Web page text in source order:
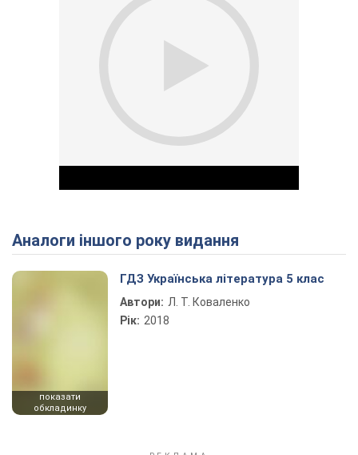
Play Video
Аналоги іншого року видання
показати
обкладинку
ГДЗ Українська література 5 клас
Автори: Л. Т. Коваленко
Рік: 2018